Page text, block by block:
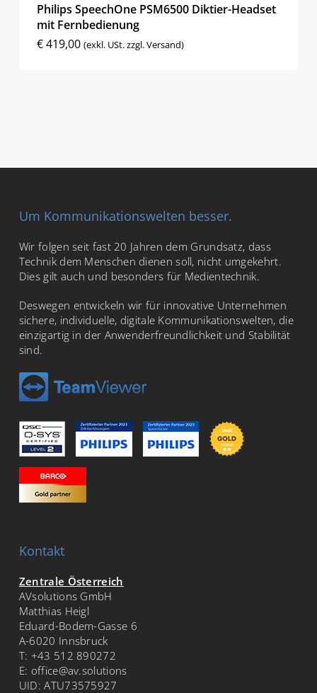
Philips SpeechOne PSM6500 Diktier-Headset
mit Fernbedienung
€419,00 (exkl. USt. zzgl. Versand)
Um Kommunikationswelten besser.
Wir folgen seit fast 20 Jahren dem Grundsatz, dass
Technik dem Menschen dienen soll, nicht umgekehrt.
Dies gilt auch und besonders für Medientechnik.
Deswegen entwickeln wir für innovative Unternehmen
sichere, individuelle, digitale Kommunikationswelten, die
einzigartig in der Anwenderfreundlichkeit und Stabilität
sind.
Kontakt
Zentrale Österreich
AVsolutions GmbH
Matthias Heigl
Eduard-Bodem-Gasse 6
A-6020 Innsbruck
T: +43 512 890272
E: office@av.solutions
UID: ATU73575927